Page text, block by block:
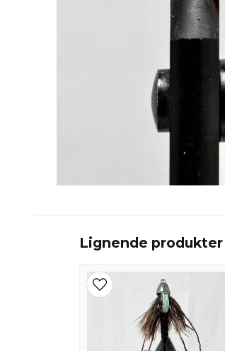
Lignende produkter